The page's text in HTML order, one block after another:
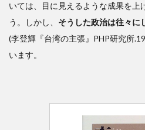
いては、目に見えるような成果を上
う。しかし、 そうした政治は往々に
(李登輝『台湾の主張』PHP研究所
います。